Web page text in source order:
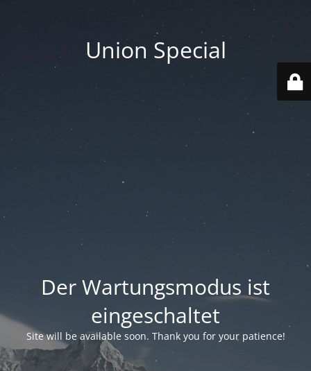
Union Special
Der Wartungsmodus ist
eingeschaltet
Site will be available soon. Thank you for your patience!